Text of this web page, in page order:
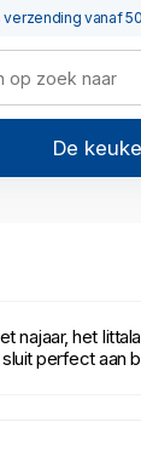
verzending vanaf
De
najaar, het
perfect aan